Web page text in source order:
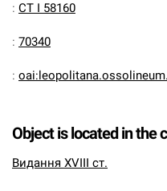
: CT I 58160
: 70340
:
Object is located in the
Видання XVIII ст.